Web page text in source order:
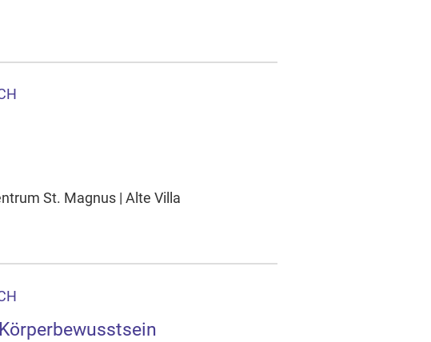
St. Magnus | Alte Villa